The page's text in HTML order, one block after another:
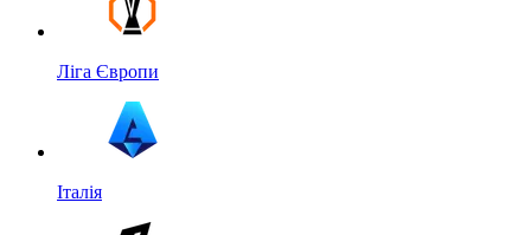
Ліга Європи
Італія